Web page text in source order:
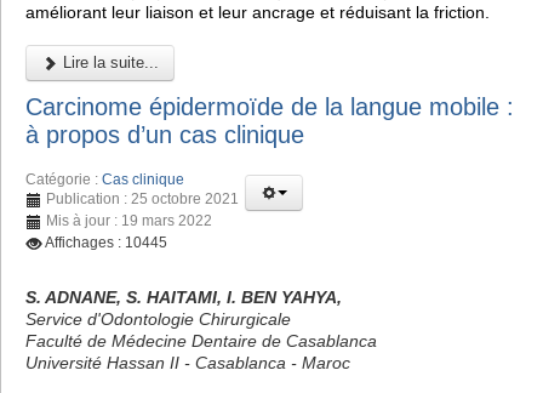
améliorant leur liaison et leur ancrage et réduisant la friction.
Lire la suite...
Carcinome épidermoïde de la langue mobile :
à propos d’un cas clinique
Catégorie : Cas clinique
Publication : 25 octobre 2021
Mis à jour : 19 mars 2022
Affichages : 10445
S. ADNANE, S. HAITAMI, I. BEN YAHYA,
Service d'Odontologie Chirurgicale
Faculté de Médecine Dentaire de Casablanca
Université Hassan II - Casablanca - Maroc